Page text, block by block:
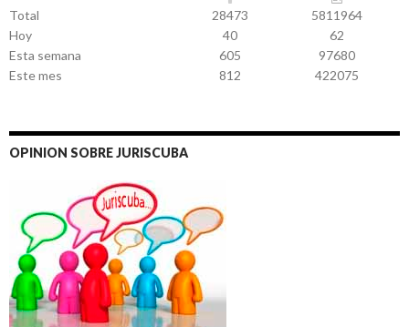
Total 28473
5811964
Hoy
40
62
Esta semana
605
97680
Este mes
812 422075
OPINION SOBRE JURISCUBA